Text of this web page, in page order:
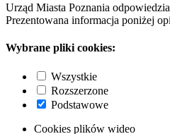
Urząd Miasta Poznania
Prezentowana informacja poniżej
Wybrane pliki cookies:
Wszystkie
Rozszerzone
Podstawowe
Cookies plików wideo